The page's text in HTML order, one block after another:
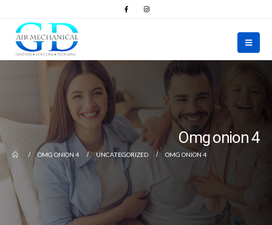
Omg onion 4
OMG ONION 4 UNCATEGORIZED OMG ONION 4